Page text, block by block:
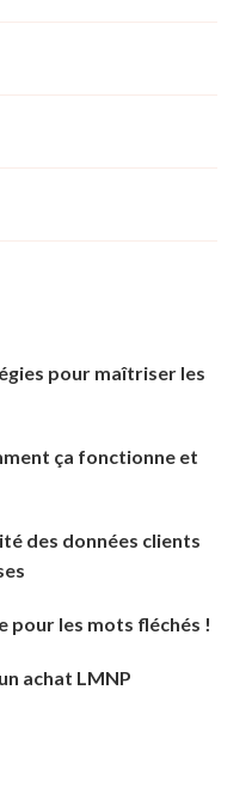
pour maîtriser les
ça fonctionne et
des données clients
pour les mots fléchés !
achat LMNP